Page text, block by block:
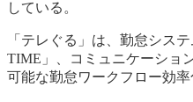
している。
「テレぐる」は、勤怠シス
TIME」、コミュニケーショ
可能な勤怠ワークフロー効率